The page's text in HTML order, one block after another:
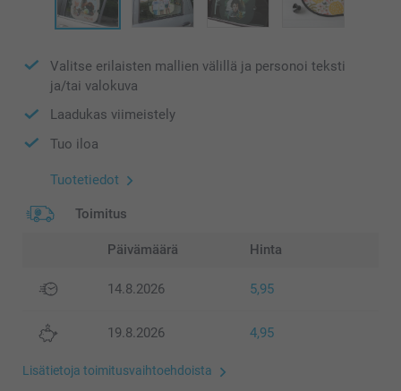
Valitse erilaisten mallien välillä ja personoi teksti
ja/tai valokuva
Laadukas viimeistely
Tuo iloa
Tuotetiedot
Toimitus
Päivämäärä Hinta
14.8.2026 5,95
19.8.2026 4,95
Lisätietoja toimitusvaihtoehdoista